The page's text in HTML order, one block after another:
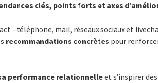
clés, points forts et axes
- téléphone, mail, réseaux sociaux et
recommandations concrètes pour
performance relationnelleet s’inspirer